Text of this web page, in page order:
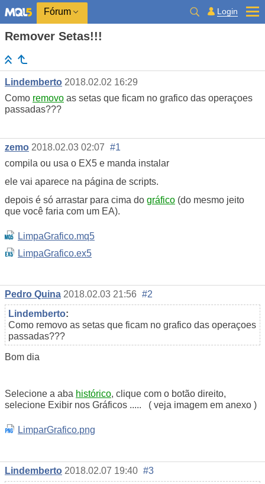
Fórum Login
Remover Setas!!!
Lindemberto 2018.02.02 16:29
Como removo as setas que ficam no grafico das operaçoes
passadas???
zemo 2018.02.03 02:07 #1
compila ou usa o EX5 e manda instalar
ele vai aparece na página de scripts.
depois é só arrastar para cima do gráfico (do mesmo jeito
que você faria com um EA).
LimpaGrafico.mq5
LimpaGrafico.ex5
Pedro Quina 2018.02.03 21:56 #2
Lindemberto:
Como removo as setas que ficam no grafico das operaçoes
passadas???
Bom dia
Selecione a aba histórico, clique com o botão direito,
selecione Exibir nos Gráficos ..... ( veja imagem em anexo )
LimparGrafico.png
Lindemberto 2018.02.07 19:40 #3